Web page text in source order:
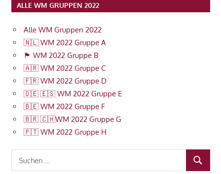
ALLE WM GRUPPEN 2022
Alle WM Gruppen 2022
🇳🇱 WM 2022 Gruppe A
🏴󠁧󠁢󠁥󠁮󠁧󠁿 WM 2022 Gruppe B
🇦🇷 WM 2022 Gruppe C
🇫🇷 WM 2022 Gruppe D
🇩🇪 🇪🇸 WM 2022 Gruppe E
🇧🇪 WM 2022 Gruppe F
🇧🇷 🇨🇭WM 2022 Gruppe G
🇵🇹 WM 2022 Gruppe H
SUCHEN